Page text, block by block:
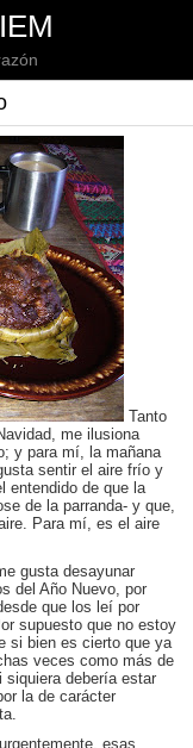
Tanto
me ilusiona
y para mí, la mañana
sentir el aire frío y
entendido de que la
de la parranda- y que,
Para mí, es el aire
gusta desayunar
del Año Nuevo, por
que los leí por
supuesto que no estoy
si bien es cierto que ya
veces como más de
siquiera debería estar
la de carácter
esas